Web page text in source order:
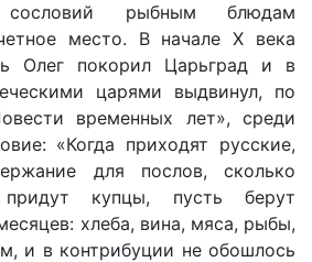
рыбным блюдам
место. В начале X века
Олег покорил Царьград и в
царями выдвинул, по
временных лет», среди
«Когда приходят русские,
для послов, сколько
купцы, пусть берут
хлеба, вина, мяса, рыбы,
и в контрибуции не обошлось